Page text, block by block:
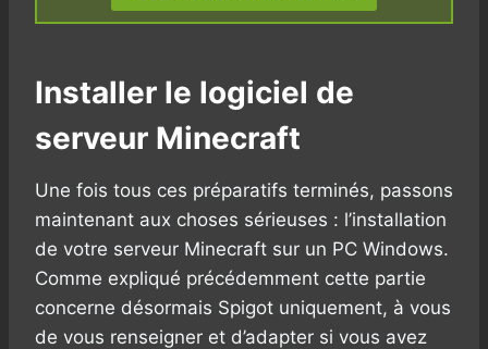
Installer le logiciel de
serveur Minecraft
Une fois tous ces préparatifs terminés, passons
maintenant aux choses sérieuses : l’installation
de votre serveur Minecraft sur un PC Windows.
Comme expliqué précédemment cette partie
concerne désormais Spigot uniquement, à vous
de vous renseigner et d’adapter si vous avez